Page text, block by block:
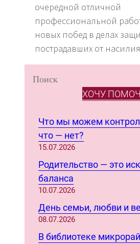
очередной отличной
профессиональной
новых побед в делах
пострадавших от
S
ХОЧУ
Что мы можем
что — нет?
15.07.2026
Родительство — это
баланса
10.07.2026
День семьи, любви и
08.07.2026
В библиотеке